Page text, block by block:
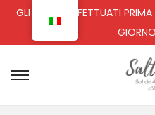
GLI ORDINI EFFETTUATI